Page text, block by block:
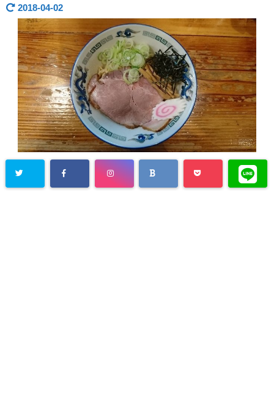
2018-04-02